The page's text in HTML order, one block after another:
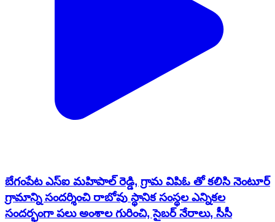
బేగంపేట ఎస్ఐ మహిపాల్ రెడ్డి, గ్రామ విపిఓ తో కలిసి నెంటూర్
గ్రామాన్ని సందర్శించి రాబోవు స్థానిక సంస్థల ఎన్నికల
సందర్భంగా పలు అంశాల గురించి, సైబర్ నేరాలు, సీసీ